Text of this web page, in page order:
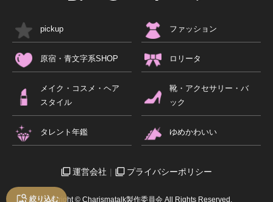
絞り込む
pickup ファッション
原宿・青文字系SHOP ロリータ
メイク・コスメ・ヘア
スタイル
靴・アクセサリー・バ
ック
タレント年鑑 ゆめかわいい
運営会社 プライバシーポリシー
Copyright © Charismatalk製作委員会 All Rights Reserved.